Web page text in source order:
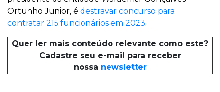
Ortunho Junior, é destravar concurso para
contratar 215 funcionários em 2023.
Quer ler mais conteúdo relevante como este?
Cadastre seu e-mail para receber
nossa newsletter